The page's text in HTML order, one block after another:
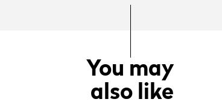
You may
also like